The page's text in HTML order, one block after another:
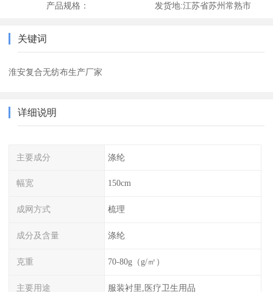
产品规格： 发货地:江苏省苏州常熟市
关键词
淮安复合无纺布生产厂家
详细说明
主要成分 涤纶
幅宽 150cm
成网方式 梳理
成分及含量 涤纶
克重 70-80g（g/㎡）
主要用途 服装衬里,医疗卫生用品